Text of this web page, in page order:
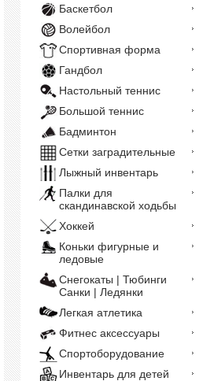
Баскетбол
Волейбол
Спортивная форма
Гандбол
Настольный теннис
Большой теннис
Бадминтон
Сетки заградительные
Лыжный инвентарь
Палки для
скандинавской ходьбы
Хоккей
Коньки фигурные и
ледовые
Снегокаты | Тюбинги
Санки | Ледянки
Легкая атлетика
Фитнес аксессуары
Спортоборудование
Инвентарь для детей